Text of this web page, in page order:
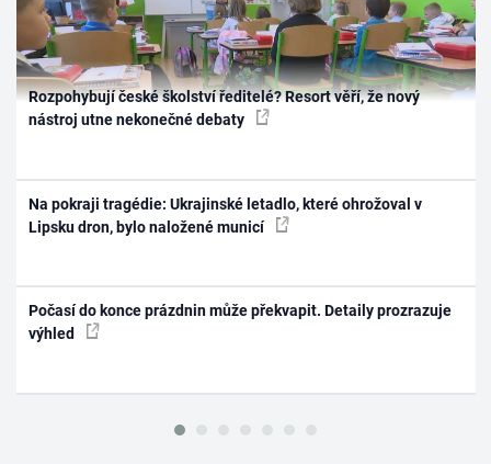
Rozpohybují české školství ředitelé? Resort věří, že nový
nástroj utne nekonečné debaty
Na pokraji tragédie: Ukrajinské letadlo, které ohrožoval v
Lipsku dron, bylo naložené municí
Počasí do konce prázdnin může překvapit. Detaily prozrazuje
výhled